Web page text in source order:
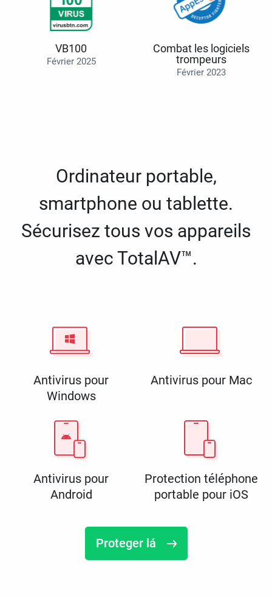
VB100
Février 2025
Combat les logiciels
trompeurs
Février 2023
Ordinateur portable,
smartphone ou tablette.
Sécurisez tous vos appareils
avec TotalAV™.
Antivirus pour
Windows
Antivirus pour Mac
Antivirus pour
Android
Protection téléphone
portable pour iOS
Proteger lá